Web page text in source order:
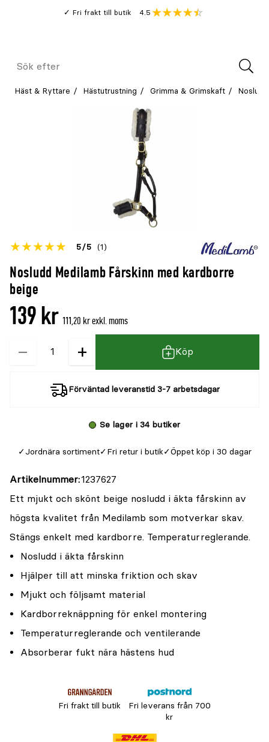
Fri frakt till butik
Genomsnitt
4.5
Meny
Sök
Häst & Ryttare Hästutrustning Grimma & Grimskaft
Nosludd Medilamb Fårskinn med kardborre
beige
Betyget
denna
av
5 5 (1)
Öppna
recensioner
139 kr 111,20 kr exkl. moms
−
Kvantitet + Köp
Förväntad leveranstid 3-7 arbetsdagar
Se lager i 34 butiker
Jordnära sortiment Fri retur i butik Öppet köp i 30 dagar
Artikelnummer 1237627
Ett mjukt och skönt beige nosludd i äkta fårskinn av
högsta kvalitet från Medilamb som motverkar skav.
Stängs enkelt med kardborre. Temperaturreglerande.
Nosludd i äkta fårskinn
Hjälper till att minska friktion och skav
Mjukt och följsamt material
Kardborreknäppning för enkel montering
Temperaturreglerande och ventilerande
Absorberar fukt nära hästens hud
Fri frakt till butik
Fri leverans från 700
kr